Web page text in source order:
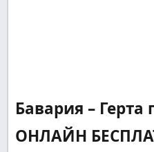
Бавария –
ОНЛАЙН